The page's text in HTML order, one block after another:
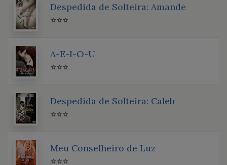
Despedida de Solteira: Amande
⭐⭐⭐
A-E-I-O-U
⭐⭐⭐
Despedida de Solteira: Caleb
⭐⭐⭐
Meu Conselheiro de Luz
⭐⭐⭐